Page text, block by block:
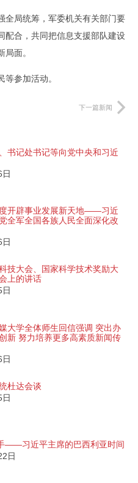
全局统筹，军委机关有关部门要
配合，共同把信息支援部队建设
面。
参加活动。
下一篇新闻
书记处书记等向党中央和习近
开辟事业发展新天地——习近
全军全国各族人民全面深化改
技大会、国家科学技术奖励大
上的讲话
大学全体师生回信强调 突出办
新 努力培养更多高素质新闻传
杜达会谈
——习近平主席的巴西利亚时间
日